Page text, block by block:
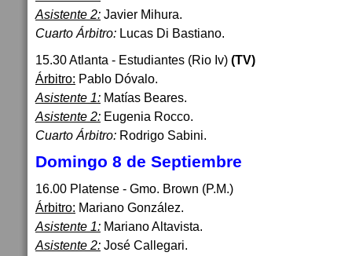
Asistente 2: Javier Mihura.
Cuarto Árbitro: Lucas Di Bastiano.
15.30 Atlanta - Estudiantes (Rio Iv) (TV)
Árbitro: Pablo Dóvalo.
Asistente 1: Matías Beares.
Asistente 2: Eugenia Rocco.
Cuarto Árbitro: Rodrigo Sabini.
Domingo 8 de Septiembre
16.00 Platense - Gmo. Brown (P.M.)
Árbitro: Mariano González.
Asistente 1: Mariano Altavista.
Asistente 2: José Callegari.